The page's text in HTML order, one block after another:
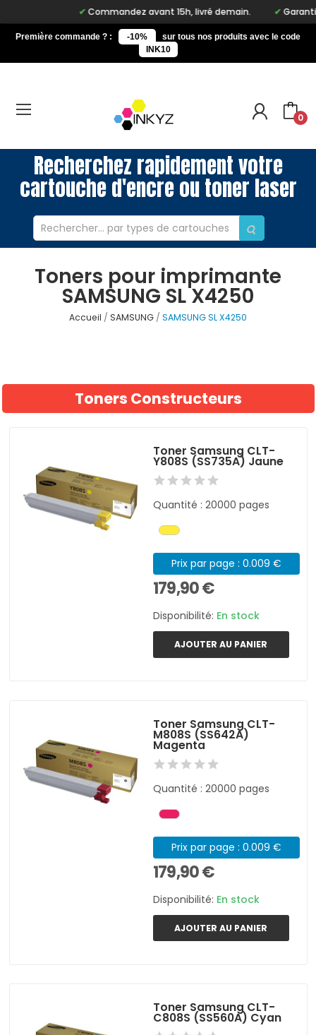
Commandez avant 15h, livré demain. Garantie
Première commande ? : -10%
sur tous nos produits avec le code
INK10
0
Recherchez rapidement votre
cartouche d'encre ou toner laser
Toners pour imprimante
SAMSUNG SL X4250
Accueil SAMSUNG SAMSUNG SL X4250
Toners Constructeurs
Toner Samsung CLT-
Y808S (SS735A) Jaune
Quantité : 20000 pages
Prix par page : 0.009 €
179,90 €
Disponibilité: En stock
AJOUTER AU PANIER
Toner Samsung CLT-
M808S (SS642A)
Magenta
Quantité : 20000 pages
Prix par page : 0.009 €
179,90 €
Disponibilité: En stock
AJOUTER AU PANIER
Toner Samsung CLT-
C808S (SS560A) Cyan